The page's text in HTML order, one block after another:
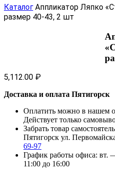
Каталог Аппликатор Ляпко
размер 40-43, 2 шт
5,112.00 ₽
Доставка и оплата Пятигорск
Оплатить можно в нашем
Действует только
Забрать товар
Пятигорск ул.
69-97
График работы офиса: вт.
11:00 до 16:00